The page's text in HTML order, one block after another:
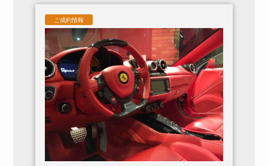
ご成約情報